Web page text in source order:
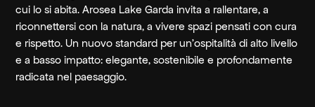
cui lo si abita. Arosea Lake Garda invita a rallentare, a
riconnettersi con la natura, a vivere spazi pensati con cura
e rispetto. Un nuovo standard per un’ospitalità di alto livello
e a basso impatto: elegante, sostenibile e profondamente
radicata nel paesaggio.